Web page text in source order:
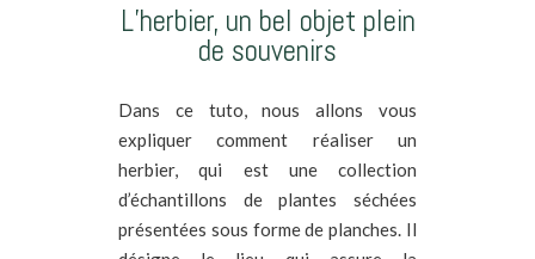
L’herbier, un bel objet plein
de souvenirs
Dans ce tuto, nous allons vous
expliquer comment réaliser un
herbier, qui est une collection
d’échantillons de plantes séchées
présentées sous forme de planches. Il